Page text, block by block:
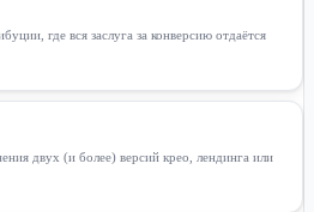
где вся заслуга за конверсию отдаётся
двух (и более) версий крео, лендинга или